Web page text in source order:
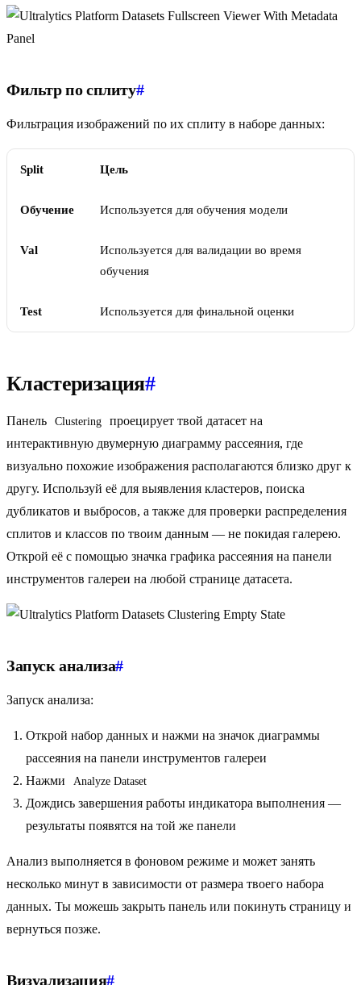
Фильтр по сплиту#
Фильтрация изображений по их сплиту в наборе данных:
Split Цель
Обучение Используется для обучения модели
Val
Используется для валидации во время
обучения
Test Используется для финальной оценки
Кластеризация#
Панель Clustering
проецирует твой датасет на
интерактивную двумерную диаграмму рассеяния, где
визуально похожие изображения располагаются близко друг к
другу. Используй её для выявления кластеров, поиска
дубликатов и выбросов, а также для проверки распределения
сплитов и классов по твоим данным — не покидая галерею.
Открой её с помощью значка графика рассеяния на панели
инструментов галереи на любой странице датасета.
Запуск анализа#
Запуск анализа:
Открой набор данных и нажми на значок диаграммы
рассеяния на панели инструментов галереи
Нажми
Analyze Dataset
Дождись завершения работы индикатора выполнения —
результаты появятся на той же панели
Анализ выполняется в фоновом режиме и может занять
несколько минут в зависимости от размера твоего набора
данных. Ты можешь закрыть панель или покинуть страницу и
вернуться позже.
Визуализация#